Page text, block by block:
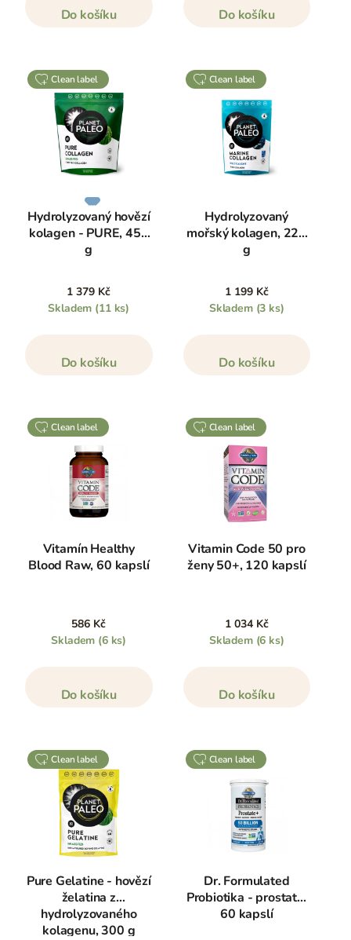
Do košíku Do košíku
clean label
Hydrolyzovaný hovězí
kolagen - PURE, 450
g
1 379 Kč
Skladem (11 ks)
Do košíku
clean label
Hydrolyzovaný
mořský kolagen, 225
g
1 199 Kč
Skladem (3 ks)
Do košíku
clean label
Vitamín Healthy
Blood Raw, 60 kapslí
586 Kč
Skladem (6 ks)
Do košíku
clean label
Vitamin Code 50 pro
ženy 50+, 120 kapslí
1 034 Kč
Skladem (6 ks)
Do košíku
clean label
Pure Gelatine - hovězí
želatina z
hydrolyzovaného
kolagenu, 300 g
clean label
Dr. Formulated
Probiotika - prostata,
60 kapslí